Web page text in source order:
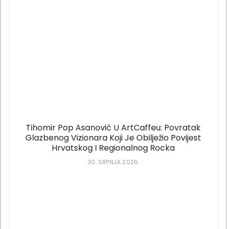
Tihomir Pop Asanović U ArtCaffeu: Povratak
Glazbenog Vizionara Koji Je Obilježio Povijest
Hrvatskog I Regionalnog Rocka
30. SRPNJA 2026.